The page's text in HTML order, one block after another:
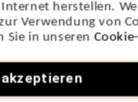
herstellen.
Verwendung von
Sie in unseren
Sie auch